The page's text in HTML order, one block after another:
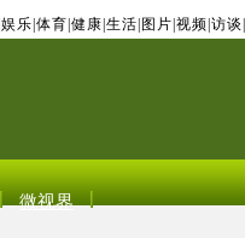
娱乐 体育 健康 生活 图片 视频 访谈
微视界